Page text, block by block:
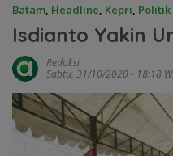
Batam, Headline, Kepri, Politik
Isdianto Yakin
Redaksi
Sabtu, 31/10/2020 - 18:18